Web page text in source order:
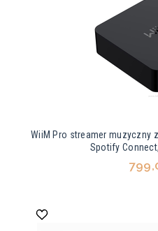
WiiM Pro streamer muzyczny
Spotify